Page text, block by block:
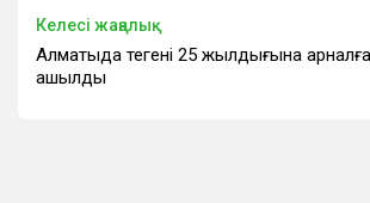
Келесі жаңалық
Алматыда теңгенің 25 жылдығына
ашылды